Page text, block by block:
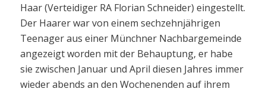
Haar (Verteidiger RA Florian Schneider) eingestellt.
Der Haarer war von einem sechzehnjährigen
Teenager aus einer Münchner Nachbargemeinde
angezeigt worden mit der Behauptung, er habe
sie zwischen Januar und April diesen Jahres immer
wieder abends an den Wochenenden auf ihrem